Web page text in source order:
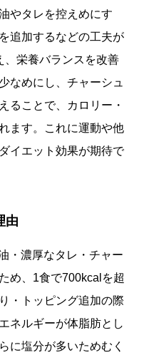
やタレを控えめにす
追加するなどの工夫が
、栄養バランスを改善
なめにし、チャーシュ
ることで、カロリー・
ます。これに運動や他
イエット効果が期待で
由
・濃厚なタレ・チャー
め、1食で700kcalを超
・トッピング追加の際
ネルギーが体脂肪とし
に塩分が多いためむく